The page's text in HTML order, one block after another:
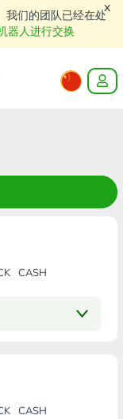
我们的团队已经在处
器人进行交换
x
CASH
CASH